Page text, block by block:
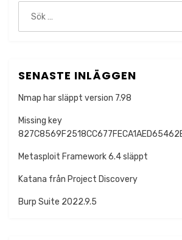
efter:
SENASTE INLÄGGEN
Nmap har släppt version 7.98
Missing key
Metasploit Framework 6.4 släppt
Katana från Project Discovery
Burp Suite 2022.9.5